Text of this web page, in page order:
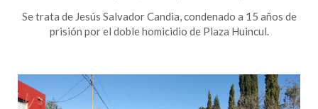
Se trata de Jesús Salvador Candia, condenado a 15 años de
prisión por el doble homicidio de Plaza Huincul.